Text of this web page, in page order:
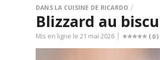
DANS LA CUISINE DE RICARDO
Blizzard au
Mis en ligne le 21 mai 2026 ( 0)